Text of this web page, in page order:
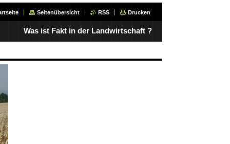
Seitenübersicht RSS Drucken
Was ist Fakt in der Landwirtschaft ?